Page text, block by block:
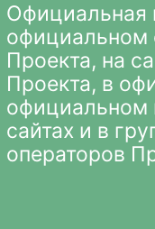
Официальная
официальном
Проекта, на
Проекта, в
официальном
сайтах и в
операторов